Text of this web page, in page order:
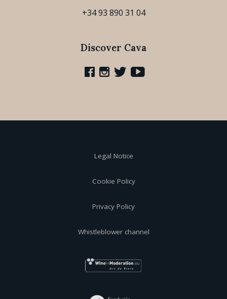
+34 93 890 31 04
Discover Cava
Legal Notice
Cookie Policy
Privacy Policy
Whistleblower channel